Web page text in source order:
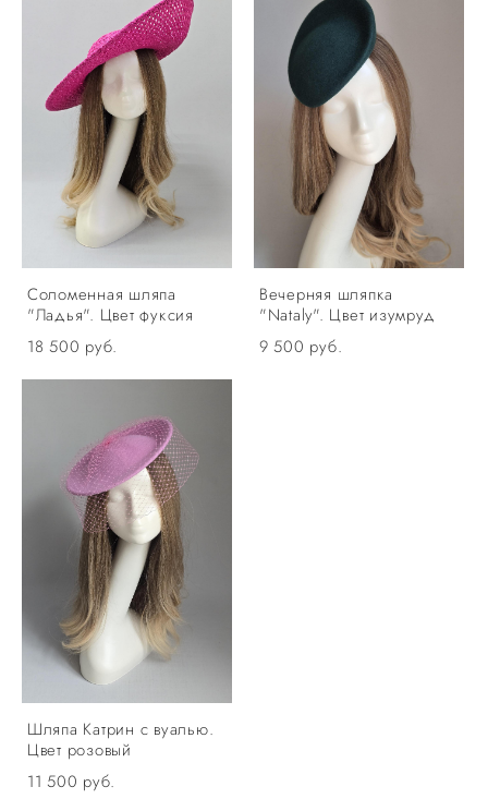
Соломенная шляпа
"Ладья". Цвет фуксия
18 500 pуб.
Вечерняя шляпка
"Nataly". Цвет изумруд
9 500 pуб.
Шляпа Катрин с вуалью.
Цвет розовый
11 500 pуб.